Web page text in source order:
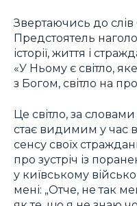
Звертаючись до
Предстоятель
історії, життя і
«У Ньому є світло,
з Богом, світло на
Це світло, за
стає видимим у час
сенсу своїх
про зустріч із
у київському
мені: „Отче, не так